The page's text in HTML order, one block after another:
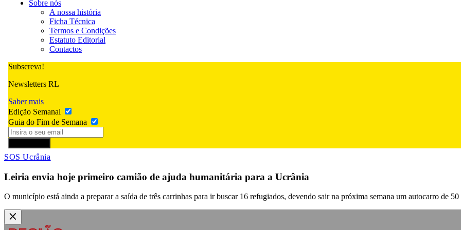
Sobre nós
A nossa história
Ficha Técnica
Termos e Condições
Estatuto Editorial
Contactos
Subscreva!
Newsletters RL
Saber mais
Edição Semanal
Guia do Fim de Semana
SOS Ucrânia
Leiria envia hoje primeiro camião de ajuda humanitária para a Ucrânia
O município está ainda a preparar a saída de três carrinhas para ir buscar 16 refugiados, devendo sair na próxima semana um autocarro de 50